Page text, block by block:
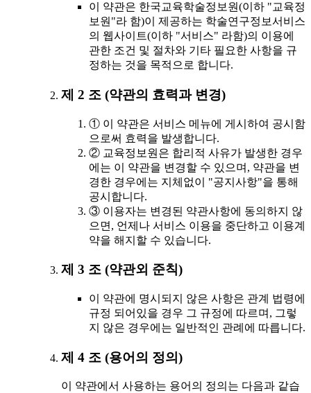
이 약관은 한국교육학술정보원(이하 "교육정
보원"라 함)이 제공하는 학술연구정보서비스
의 웹사이트(이하 "서비스" 라함)의 이용에
관한 조건 및 절차와 기타 필요한 사항을 규
정하는 것을 목적으로 합니다.
제 2 조 (약관의 효력과 변경)
① 이 약관은 서비스 메뉴에 게시하여 공시함
으로써 효력을 발생합니다.
② 교육정보원은 합리적 사유가 발생한 경우
에는 이 약관을 변경할 수 있으며, 약관을 변
경한 경우에는 지체없이 "공지사항"을 통해
공시합니다.
③ 이용자는 변경된 약관사항에 동의하지 않
으면, 언제나 서비스 이용을 중단하고 이용계
약을 해지할 수 있습니다.
제 3 조 (약관외 준칙)
이 약관에 명시되지 않은 사항은 관계 법령에
규정 되어있을 경우 그 규정에 따르며, 그렇
지 않은 경우에는 일반적인 관례에 따릅니다.
제 4 조 (용어의 정의)
이 약관에서 사용하는 용어의 정의는 다음과 같습